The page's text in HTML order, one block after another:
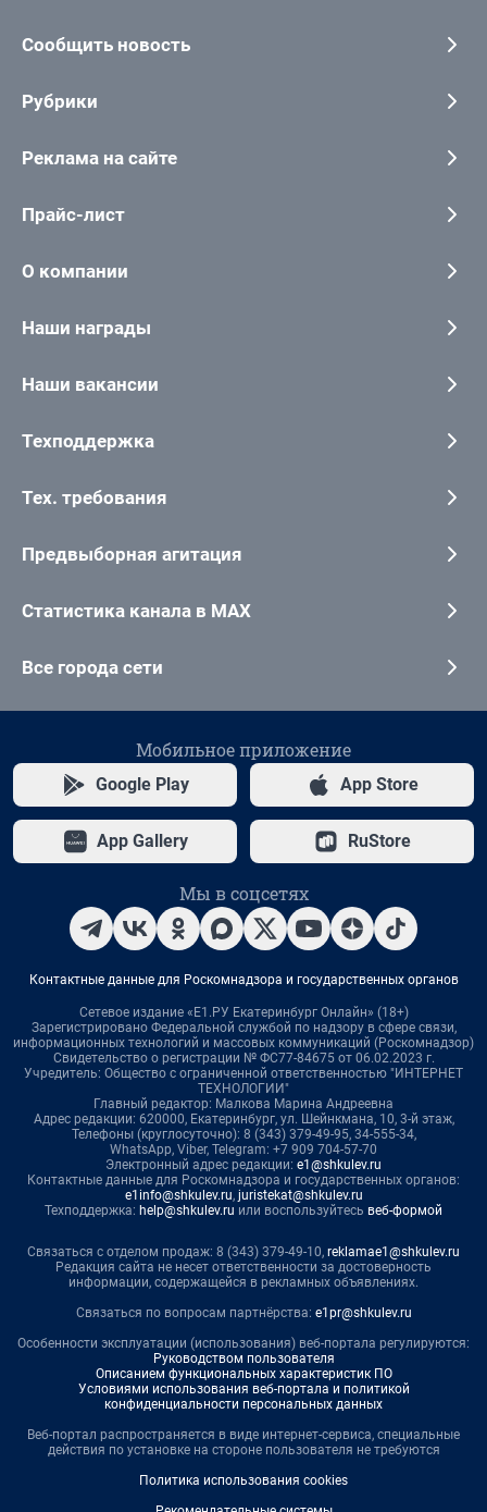
Сообщить новость
Рубрики
Реклама на сайте
Прайс-лист
О компании
Наши награды
Наши вакансии
Техподдержка
Тех. требования
Предвыборная агитация
Статистика канала в MAX
Все города сети
Мобильное приложение
Google Play App Store
App Gallery RuStore
Мы в соцсетях
Контактные данные для Роскомнадзора и государственных органов
Сетевое издание «Е1.РУ Екатеринбург Онлайн» (18+)
Зарегистрировано Федеральной службой по надзору в сфере связи,
информационных технологий и массовых коммуникаций (Роскомнадзор)
Свидетельство о регистрации № ФС77-84675 от 06.02.2023 г.
Учредитель: Общество с ограниченной ответственностью "ИНТЕРНЕТ
ТЕХНОЛОГИИ"
Главный редактор: Малкова Марина Андреевна
Адрес редакции: 620000, Екатеринбург, ул. Шейнкмана, 10, 3-й этаж,
Телефоны (круглосуточно): 8 (343) 379-49-95, 34-555-34,
WhatsApp, Viber, Telegram: +7 909 704-57-70
Электронный адрес редакции: e1@shkulev.ru
Контактные данные для Роскомнадзора и государственных органов:
e1info@shkulev.ru, juristekat@shkulev.ru
Техподдержка: help@shkulev.ru или воспользуйтесь веб-формой
Связаться с отделом продаж: 8 (343) 379-49-10, reklamae1@shkulev.ru
Редакция сайта не несет ответственности за достоверность
информации, содержащейся в рекламных объявлениях.
Связаться по вопросам партнёрства: e1pr@shkulev.ru
Особенности эксплуатации (использования) веб-портала регулируются:
Руководством пользователя
Описанием функциональных характеристик ПО
Условиями использования веб-портала и политикой
конфиденциальности персональных данных
Веб-портал распространяется в виде интернет-сервиса, специальные
действия по установке на стороне пользователя не требуются
Политика использования cookies